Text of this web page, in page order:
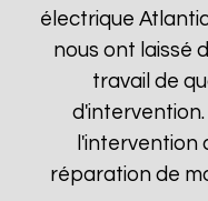
électrique
nous ont laissé
travail de
d'intervention.
l'intervention
réparation de